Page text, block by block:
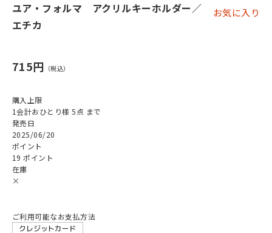
ユア・フォルマ アクリルキーホルダー／
エチカ
お気に入り
715円
購入上限
1会計おひとり様 5点 まで
発売日
2025/06/20
ポイント
19 ポイント
在庫
×
ご利用可能なお支払方法